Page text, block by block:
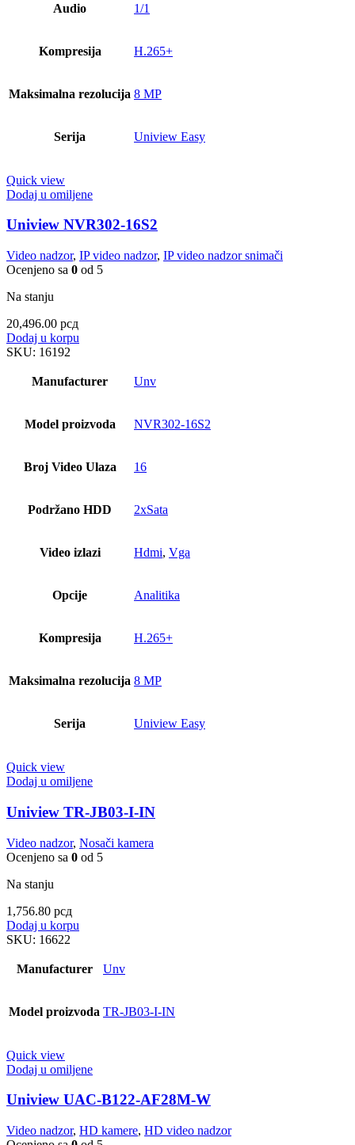
Audio 1/1
Kompresija H.265+
Maksimalna rezolucija 8 MP
Serija Uniview Easy
Quick view
Dodaj u omiljene
Uniview NVR302-16S2
Video nadzor, IP video nadzor, IP video nadzor snimači
Ocenjeno sa 0 od 5
Na stanju
20,496.00 рсд
Dodaj u korpu
SKU: 16192
Manufacturer Unv
Model proizvoda NVR302-16S2
Broj Video Ulaza 16
Podržano HDD 2xSata
Video izlazi Hdmi, Vga
Opcije Analitika
Kompresija H.265+
Maksimalna rezolucija 8 MP
Serija Uniview Easy
Quick view
Dodaj u omiljene
Uniview TR-JB03-I-IN
Video nadzor, Nosači kamera
Ocenjeno sa 0 od 5
Na stanju
1,756.80 рсд
Dodaj u korpu
SKU: 16622
Manufacturer Unv
Model proizvoda TR-JB03-I-IN
Quick view
Dodaj u omiljene
Uniview UAC-B122-AF28M-W
Video nadzor, HD kamere, HD video nadzor